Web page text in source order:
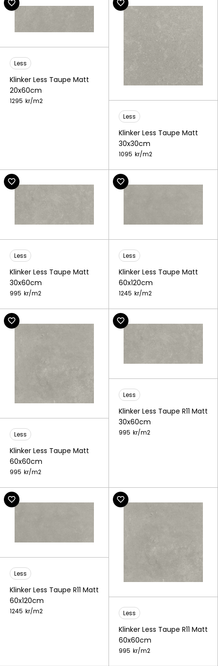
Less
Klinker Less Taupe Matt
20x60cm
1295 kr/m2
Less
Klinker Less Taupe Matt
30x30cm
1095 kr/m2
Less
Klinker Less Taupe Matt
30x60cm
995 kr/m2
Less
Klinker Less Taupe Matt
60x120cm
1245 kr/m2
Less
Klinker Less Taupe Matt
60x60cm
995 kr/m2
Less
Klinker Less Taupe R11 Matt
30x60cm
995 kr/m2
Less
Klinker Less Taupe R11 Matt
60x120cm
1245 kr/m2 Less
Klinker Less Taupe R11 Matt
60x60cm
995 kr/m2